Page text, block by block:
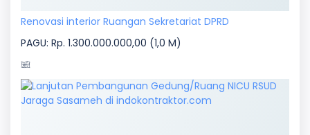
Renovasi interior Ruangan Sekretariat DPRD
PAGU: Rp. 1.300.000.000,00 (1,0 M)